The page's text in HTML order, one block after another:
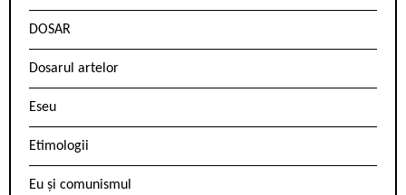
DOSAR
Dosarul artelor
Eseu
Etimologii
Eu și comunismul